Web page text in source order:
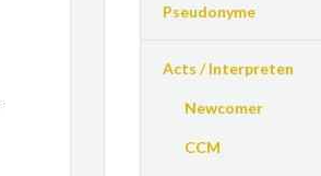
Pseudonyme
Acts / Interpreten
Newcomer
CCM